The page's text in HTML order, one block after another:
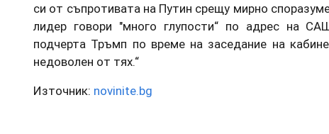
си от съпротивата на Путин срещу мирно
лидер говори "много глупости“ по адрес на
подчерта Тръмп по време на заседание на
недоволен от тях.“
Източник: novinite.bg